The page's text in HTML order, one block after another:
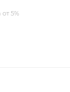
5%